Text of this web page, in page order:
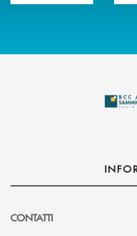
CONTATTI